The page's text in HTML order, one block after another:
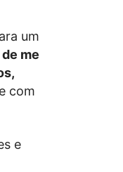
um
me
com
e